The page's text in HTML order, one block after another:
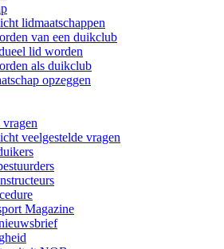
lidmaatschappen
van een duikclub
lid worden
als duikclub
opzeggen
vragen
veelgestelde vragen
Magazine